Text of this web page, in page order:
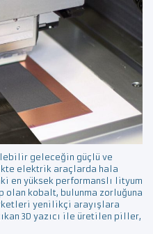
geleceğin güçlü ve
elektrik araçlarda hala
en yüksek performanslı lityum
kobalt, bulunma zorluğuna
yenilikçi arayışlara
3D yazıcı ile üretilen piller,